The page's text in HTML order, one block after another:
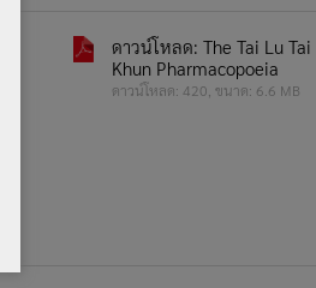
ดาวน์โหลด: The Tai Lu Tai
Khun Pharmacopoeia
ดาวน์โหลด: 420, ขนาด: 6.6 MB